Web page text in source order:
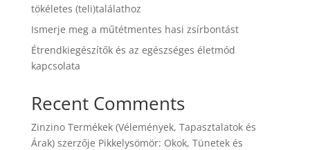
tökéletes (teli)találathoz
Ismerje meg a műtétmentes hasi zsírbontást
Étrendkiegészítők és az egészséges életmód
kapcsolata
Recent Comments
Zinzino Termékek (Vélemények, Tapasztalatok és
Árak)szerzője Pikkelysömör: Okok, Tünetek és